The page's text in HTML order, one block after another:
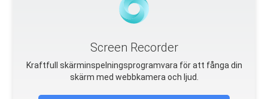
Screen Recorder
Kraftfull skärminspelningsprogramvara för att fånga din
skärm med webbkamera och ljud.